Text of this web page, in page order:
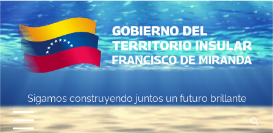
Skip
to
content
Sigamos construyendo juntos un futuro brillante